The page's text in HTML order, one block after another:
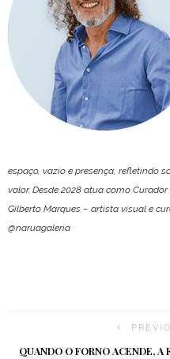
espaço, vazio e presença, refletindo
valor. Desde 2028 atua como Curador
Gilberto Marques – artista visual e
@naruagaleria
QUANDO O FORNO ACENDE, A